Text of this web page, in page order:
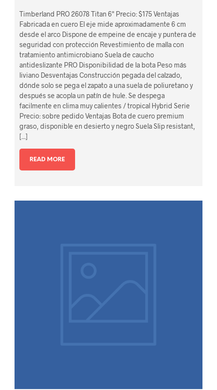
Timberland PRO 26078 Titan 6" Precio: $175 Ventajas
Fabricada en cuero El eje mide aproximadamente 6 cm
desde el arco Dispone de empeine de encaje y puntera de
seguridad con protección Revestimiento de malla con
tratamiento antimicrobiano Suela de caucho
antideslizante PRO Disponibilidad de la bota Peso más
liviano Desventajas Construcción pegada del calzado,
dónde solo se pega el zapato a una suela de poliuretano y
después se acopla un patín de hule. Se despega
facilmente en clima muy calientes / tropical Hybrid Serie
Precio: sobre pedido Ventajas Bota de cuero premium
graso, disponible en desierto y negro Suela Slip resistant,
[...]
READ MORE